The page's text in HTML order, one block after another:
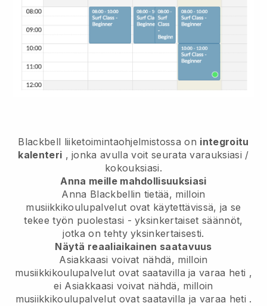
Blackbell liiketoimintaohjelmistossa on integroitu
kalenteri , jonka avulla voit seurata varauksiasi /
kokouksiasi.
Anna meille mahdollisuuksiasi
Anna Blackbellin tietää, milloin
musiikkikoulupalvelut ovat käytettävissä, ja se
tekee työn puolestasi - yksinkertaiset säännöt,
jotka on tehty yksinkertaisesti.
Näytä reaaliaikainen saatavuus
Asiakkaasi voivat nähdä, milloin
musiikkikoulupalvelut ovat saatavilla ja varaa heti ,
ei Asiakkaasi voivat nähdä, milloin
musiikkikoulupalvelut ovat saatavilla ja varaa heti .